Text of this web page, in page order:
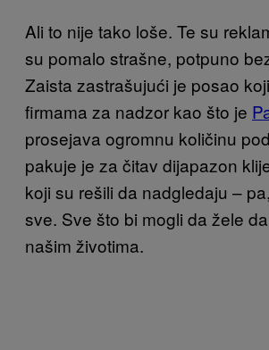
Ali to nije tako loše. Te su
su pomalo strašne, potpuno
Zaista zastrašujući je posao
firmama za nadzor kao što je
prosejava ogromnu količinu
pakuje je za čitav dijapazon
koji su rešili da nadgledaju –
sve. Sve što bi mogli da žele
našim životima.